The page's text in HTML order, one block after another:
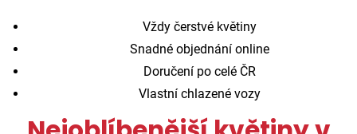
Vždy čerstvé květiny
Snadné objednání online
Doručení po celé ČR
Vlastní chlazené vozy